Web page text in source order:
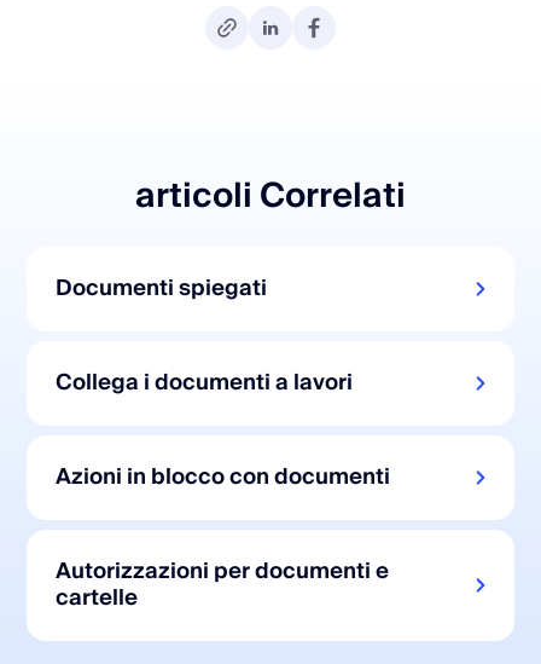
articoli Correlati
Documenti spiegati
Collega i documenti a lavori
Azioni in blocco con documenti
Autorizzazioni per documenti e
cartelle